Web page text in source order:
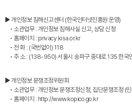
▶ 개인정보 침해신고센터 (한국인터넷진흥원 운영)
• 소관업무 : 개인정보 침해사실 신고, 상담 신청
• 홈페이지 : privacy.kisa.or.kr
• 전 화 : (국번없이) 118
• 주 소 : (138-950) 서울시 송파구 중대로 135 한국
▶ 개인정보 분쟁조정위원회
• 소관업무 : 개인정보 분쟁조정신청, 집단분쟁조정 (
• 홈페이지 : http://www.kopico.go.kr